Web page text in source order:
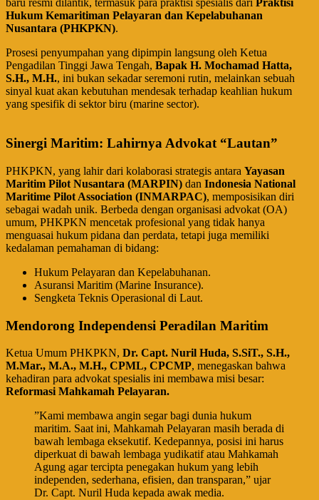
baru resmi dilantik, termasuk para praktisi spesialis dari Praktisi
Hukum Kemaritiman Pelayaran dan Kepelabuhanan
Nusantara (PHKPKN).
​Prosesi penyumpahan yang dipimpin langsung oleh Ketua
Pengadilan Tinggi Jawa Tengah, Bapak H. Mochamad Hatta,
S.H., M.H., ini bukan sekadar seremoni rutin, melainkan sebuah
sinyal kuat akan kebutuhan mendesak terhadap keahlian hukum
yang spesifik di sektor biru (marine sector).
Sinergi Maritim: Lahirnya Advokat “Lautan”
​PHKPKN, yang lahir dari kolaborasi strategis antara Yayasan
Maritim Pilot Nusantara (MARPIN) dan Indonesia National
Maritime Pilot Association (INMARPAC), memposisikan diri
sebagai wadah unik. Berbeda dengan organisasi advokat (OA)
umum, PHKPKN mencetak profesional yang tidak hanya
menguasai hukum pidana dan perdata, tetapi juga memiliki
kedalaman pemahaman di bidang:
​Hukum Pelayaran dan Kepelabuhanan.
​Asuransi Maritim (Marine Insurance).
​Sengketa Teknis Operasional di Laut.
Mendorong Independensi Peradilan Maritim
​Ketua Umum PHKPKN, Dr. Capt. Nuril Huda, S.SiT., S.H.,
M.Mar., M.A., M.H., CPML, CPCMP, menegaskan bahwa
kehadiran para advokat spesialis ini membawa misi besar:
Reformasi Mahkamah Pelayaran.
​”Kami membawa angin segar bagi dunia hukum
maritim. Saat ini, Mahkamah Pelayaran masih berada di
bawah lembaga eksekutif. Kedepannya, posisi ini harus
diperkuat di bawah lembaga yudikatif atau Mahkamah
Agung agar tercipta penegakan hukum yang lebih
independen, sederhana, efisien, dan transparan,” ujar
Dr. Capt. Nuril Huda kepada awak media.